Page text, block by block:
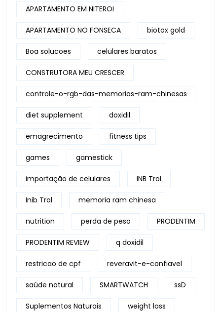
APARTAMENTO EM NITEROI
APARTAMENTO NO FONSECA biotox gold
Boa solucoes celulares baratos
CONSTRUTORA MEU CRESCER
controle-o-rgb-das-memorias-ram-chinesas
diet supplement doxidil
emagrecimento fitness tips
games gamestick
importação de celulares INB Trol
Inib Trol memoria ram chinesa
nutrition perda de peso PRODENTIM
PRODENTIM REVIEW q doxidil
restricao de cpf reveravit-e-confiavel
saúde natural SMARTWATCH ssD
Suplementos Naturais weight loss